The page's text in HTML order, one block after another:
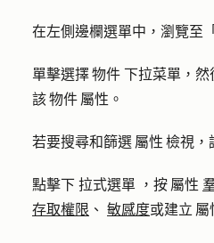
在左側邊欄選單中，瀏覽至
單擊選擇 物件 下拉菜單，然
該 物件 屬性。
若要搜尋和篩選 屬性 檢視，
點擊下 拉式選單 ，按 屬性
存取權限 、 敏感度或建立 屬